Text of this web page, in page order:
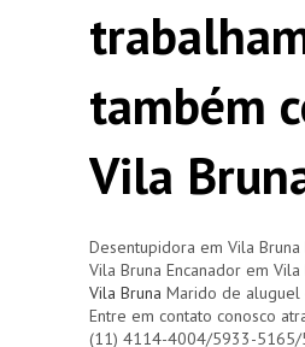
também
Vila
Desentupidora em Vila
Vila Bruna Encanador em Vila
Vila Bruna Marido de aluguel
Entre em contato conosco
(11) 4114-4004/5933-5165/